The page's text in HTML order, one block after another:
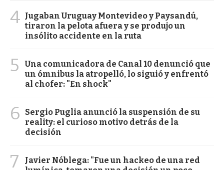
4 Jugaban Uruguay Montevideo y Paysandú,
tiraron la pelota afuera y se produjo un
insólito accidente en la ruta
5
Una comunicadora de Canal 10 denunció que
un ómnibus la atropelló, lo siguió y enfrentó
al chofer: "En shock"
6
Sergio Puglia anunció la suspensión de su
reality: el curioso motivo detrás de la
decisión
7
Javier Nóblega: "Fue un hackeo de una red